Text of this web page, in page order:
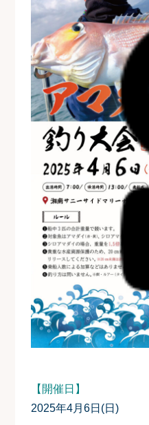
【開催日】
2025年4月6日(日)